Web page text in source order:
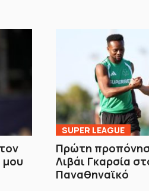
μου
SUPER LEAGUE
Πρώτη
Λιβάι Γκαρσία
Παναθηναϊκό